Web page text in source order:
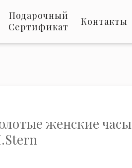
Подарочный
Сертификат
Контакты
женские часы